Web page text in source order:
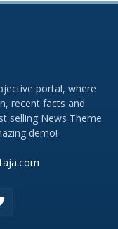
portal, where
recent facts and
selling News Theme
demo!